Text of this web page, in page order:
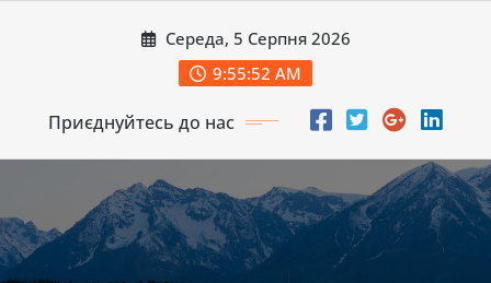
Середа, 5 Серпня 2026
9:55:54 AM
Приєднуйтесь до нас